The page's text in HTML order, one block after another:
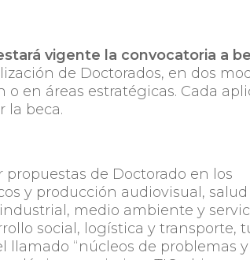
vigente la convocatoria a
de Doctorados, en dos
en áreas estratégicas. Cada
la beca.
propuestas de Doctorado en los
y producción audiovisual,
medio ambiente y
social, logística y transporte,
llamado “núcleos de problemas y